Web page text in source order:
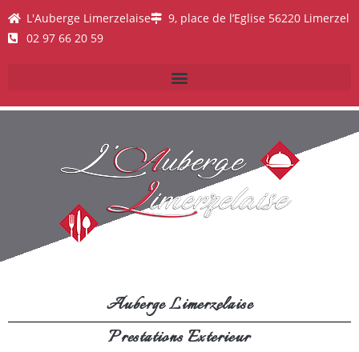
L'Auberge Limerzelaise
9, place de l’Eglise 56220 Limerzel
02 97 66 20 59
Auberge Limerzelaise
Prestations Exterieur